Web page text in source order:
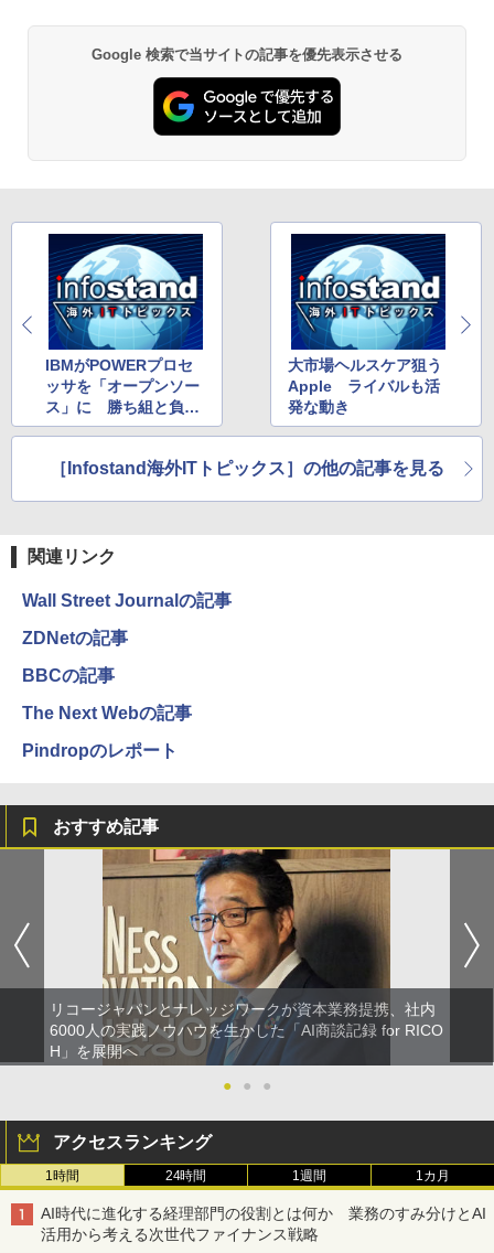
Google 検索で当サイトの記事を優先表示させる
IBMがPOWERプロセ
ッサを「オープンソー
ス」に 勝ち組と負け
組は？
大市場ヘルスケア狙う
Apple ライバルも活
発な動き
［Infostand海外ITトピックス］の他の記事を見る
関連リンク
Wall Street Journalの記事
ZDNetの記事
BBCの記事
The Next Webの記事
Pindropのレポート
おすすめ記事
リコージャパンとナレッジワークが資本業務提携、社内
6000人の実践ノウハウを生かした「AI商談記録 for RICO
H」を展開へ
●
● ●
アクセスランキング
1時間 24時間 1週間 1カ月
AI時代に進化する経理部門の役割とは何か 業務のすみ分けとAI
活用から考える次世代ファイナンス戦略